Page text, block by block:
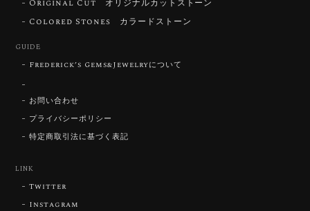
ずっと待ち望んでいたカットを運よく購入できて嬉し
いです。 ウルウルとギラギラを一度に見ることができ
はないスフェーンの新たな一面を知ることができて感
動しております。 この度はありがとうございました。
お迎えいただきありがとうございます。
「ウルウルとギラギラを一度に」——まさ
にその両立を狙って設計したカットですの
やわらかく受け止めるようにしています。
長くお楽しみいただけますように。
Original Cut オリジナルカットストーン
Colored Stones カラードストーン
GUIDE
Frederick’s Gems&Jewelryについて
お問い合わせ
プライバシーポリシー
特定商取引法に基づく表記
LINK
Twitter
Instagram